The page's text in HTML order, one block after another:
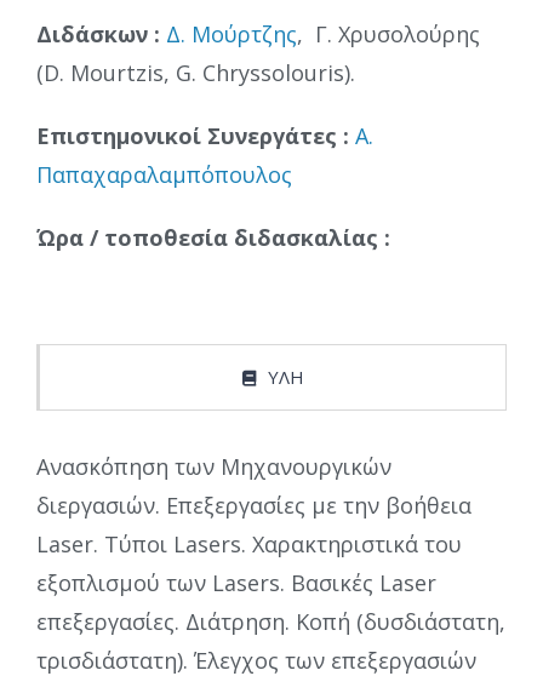
Διδάσκων : Δ. Μούρτζης, Γ. Χρυσολούρης
(D. Mourtzis, G. Chryssolouris).
Επιστημονικοί Συνεργάτες : A.
Παπαχαραλαμπόπουλος
Ώρα / τοποθεσία διδασκαλίας :
ΥΛΗ
Ανασκόπηση των Μηχανουργικών
διεργασιών. Επεξεργασίες με την βοήθεια
Laser. Τύποι Lasers. Χαρακτηριστικά του
εξοπλισμού των Lasers. Βασικές Laser
επεξεργασίες. Διάτρηση. Κοπή (δυσδιάστατη,
τρισδιάστατη). Έλεγχος των επεξεργασιών